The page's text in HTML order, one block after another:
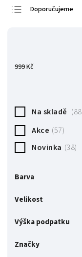
Doporučujeme
Abecedně
999Kč
Na skladě
88
Akce 57
Novinka 38
Značky
Barva
Modrá 3
Červená
Velikost
1
37,5
Výška podpatku
1,5 cm